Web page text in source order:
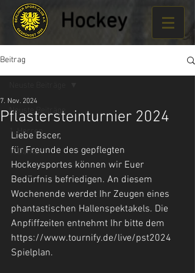
Hockey
Beitrag
Neuste Beiträge
1. Herren
1. Damen
Pflastersteinturnier 2024
7. Nov. 2024
Liebe Bscer,
für Freunde des gepflegten
Hockeysportes können wir Euer
Bedürfnis befriedigen. An diesem
Wochenende werdet Ihr Zeugen eines
phantastischen Hallenspektakels. Die
Anpfiffzeiten entnehmt Ihr bitte dem
https://www.tournify.de/live/pst2024
Spielplan.